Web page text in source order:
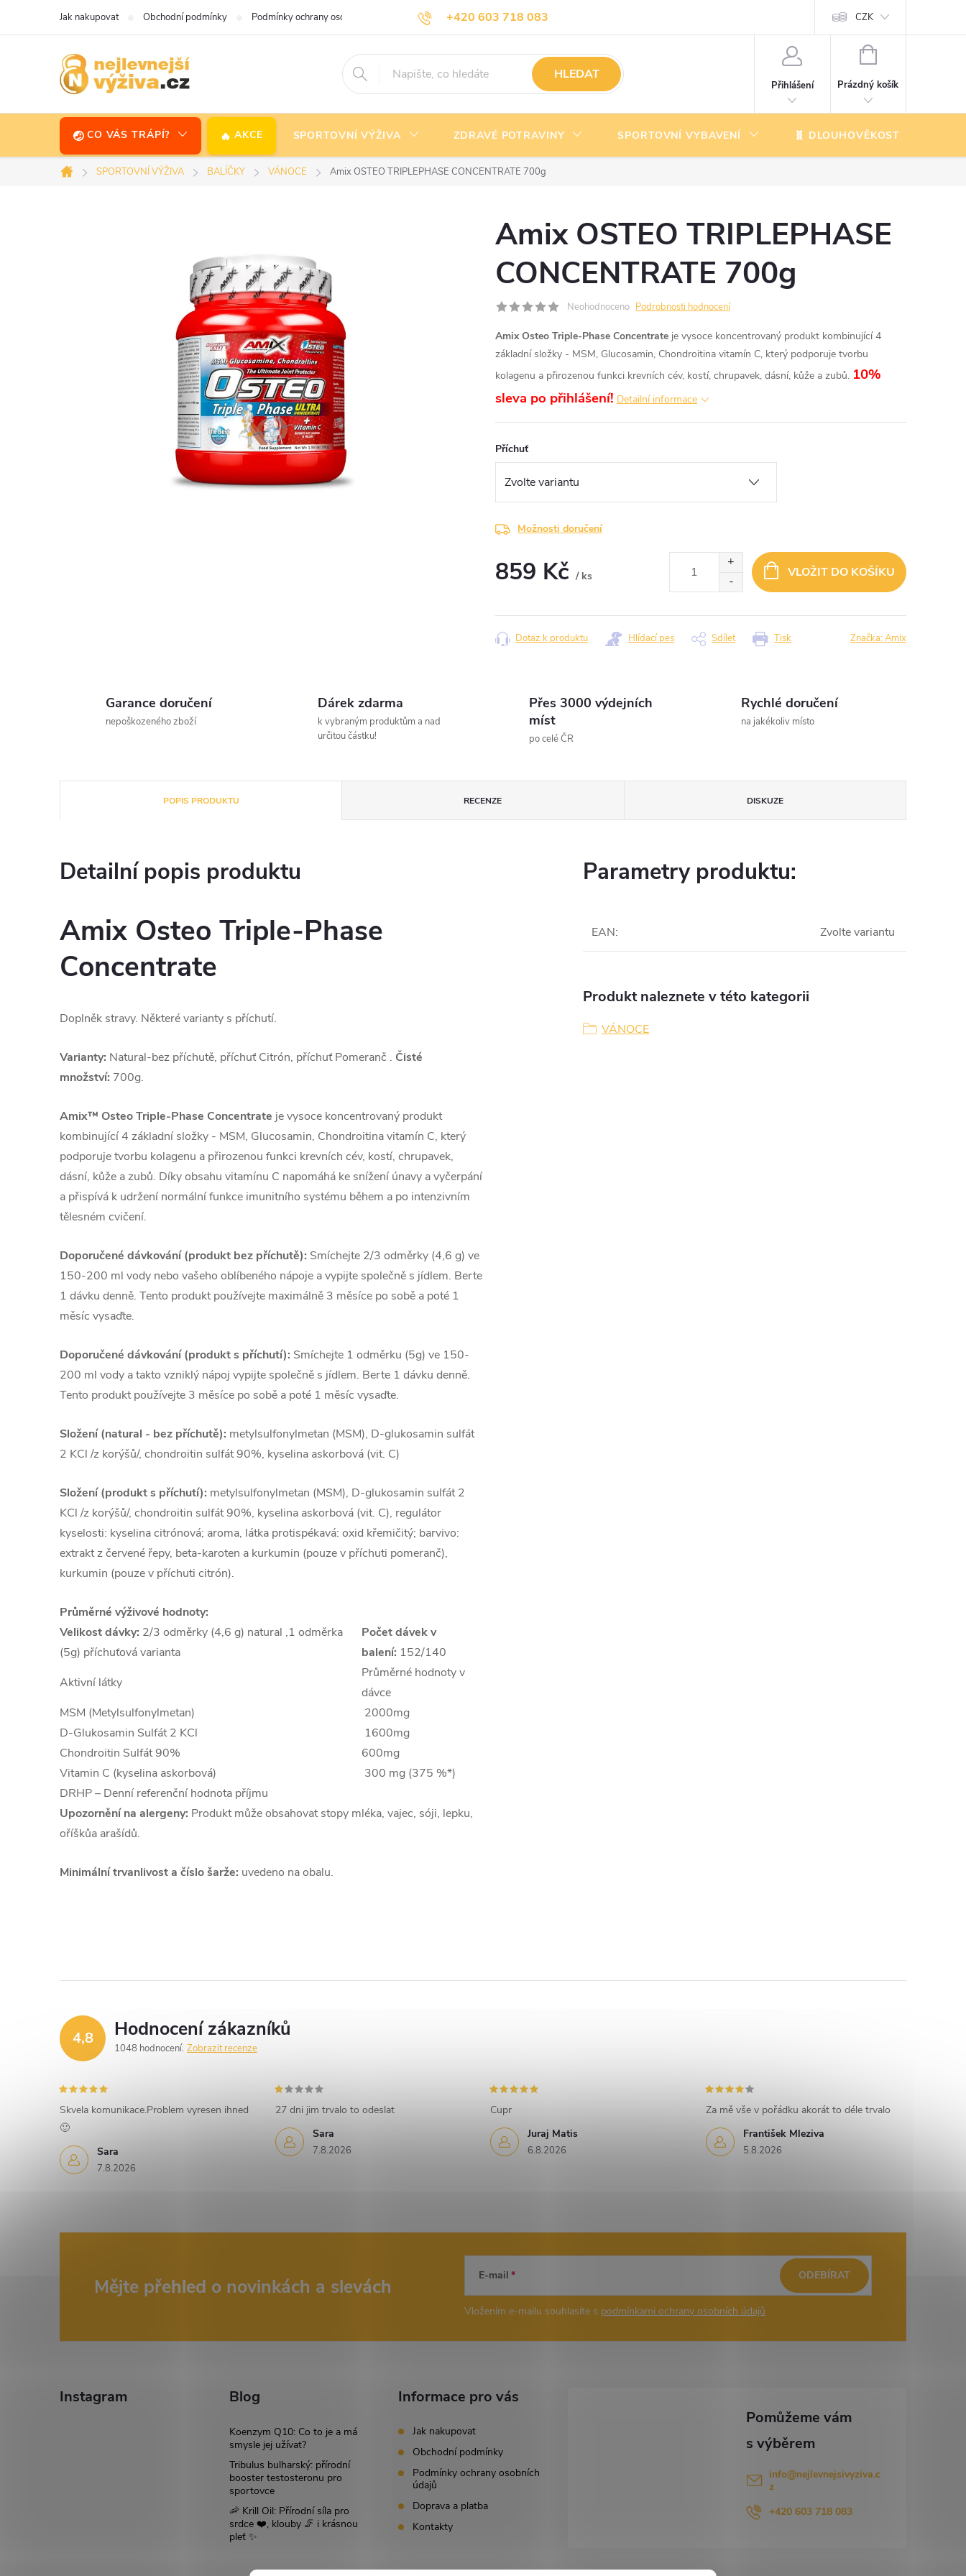
+420 603 718 083
info@nejlevnejsivyziva.cz
Jak nakupovat Obchodní podmínky Podmínky ochrany osobních údajů Doprava a platba Kontakty CZK
HLEDAT
Přihlášení
NÁKUPNÍ
Prázdný košík
CO VÁS TRÁPÍ? AKCE SPORTOVNÍ VÝŽIVA ZDRAVÉ POTRAVINY SPORTOVNÍ VYBAVENÍ 🧬 DLOUHOVĚKOST
Domů
SPORTOVNÍ VÝŽIVA BALÍČKY VÁNOCE Amix OSTEO TRIPLEPHASE CONCENTRATE 700g
Amix OSTEO TRIPLEPHASE
CONCENTRATE 700g
Neohodnoceno Podrobnosti hodnocení
Amix Osteo Triple-Phase Concentrate je vysoce koncentrovaný produkt kombinující 4
základní složky - MSM, Glucosamin, Chondroitina vitamín C, který podporuje tvorbu
kolagenu a přirozenou funkci krevních cév, kostí, chrupavek, dásní, kůže a zubů. 10%
sleva po přihlášení! Detailní informace
Příchuť
Možnosti doručení
859 Kč / ks
VLOŽIT DO KOŠÍKU
Tisk
Dotaz k produktu Hlídací pes Sdílet Značka:Amix
Garance doručení
nepoškozeného zboží
Dárek zdarma
k vybraným produktům a nad
určitou částku!
Přes 3000 výdejních
míst
po celé ČR
Rychlé doručení
na jakékoliv místo
POPIS PRODUKTU RECENZE DISKUZE
Detailní popis produktu
Amix Osteo Triple-Phase
Concentrate
Doplněk stravy. Některé varianty s příchutí.
Varianty: Natural-bez příchutě, příchuť Citrón, příchuť Pomeranč . Čisté
množství: 700g.
Amix™ Osteo Triple-Phase Concentrate je vysoce koncentrovaný produkt
kombinující 4 základní složky - MSM, Glucosamin, Chondroitina vitamín C, který
podporuje tvorbu kolagenu a přirozenou funkci krevních cév, kostí, chrupavek,
dásní, kůže a zubů. Díky obsahu vitamínu C napomáhá ke snížení únavy a vyčerpání
a přispívá k udržení normální funkce imunitního systému během a po intenzivním
tělesném cvičení.
Doporučené dávkování (produkt bez příchutě): Smíchejte 2/3 odměrky (4,6 g) ve
150-200 ml vody nebo vašeho oblíbeného nápoje a vypijte společně s jídlem. Berte
1 dávku denně. Tento produkt používejte maximálně 3 měsíce po sobě a poté 1
měsíc vysaďte.
Doporučené dávkování (produkt s příchutí): Smíchejte 1 odměrku (5g) ve 150-
200 ml vody a takto vzniklý nápoj vypijte společně s jídlem. Berte 1 dávku denně.
Tento produkt používejte 3 měsíce po sobě a poté 1 měsíc vysaďte.
Složení (natural - bez příchutě): metylsulfonylmetan (MSM), D-glukosamin sulfát
2 KCl /z korýšů/, chondroitin sulfát 90%, kyselina askorbová (vit. C)
Složení (produkt s příchutí): metylsulfonylmetan (MSM), D-glukosamin sulfát 2
KCl /z korýšů/, chondroitin sulfát 90%, kyselina askorbová (vit. C), regulátor
kyselosti: kyselina citrónová; aroma, látka protispékavá: oxid křemičitý; barvivo:
extrakt z červené řepy, beta-karoten a kurkumin (pouze v příchuti pomeranč),
kurkumin (pouze v příchuti citrón).
Průměrné výživové hodnoty:
Velikost dávky: 2/3 odměrky (4,6 g) natural ,1 odměrka
(5g) příchuťová varianta
Počet dávek v
balení: 152/140
Aktivní látky
Průměrné hodnoty v
dávce
MSM (Metylsulfonylmetan)
2000mg
D-Glukosamin Sulfát 2 KCl
1600mg
Chondroitin Sulfát 90%
600mg
Vitamin C (kyselina askorbová)
300 mg (375 %*)
DRHP – Denní referenční hodnota příjmu
Upozornění na alergeny: Produkt může obsahovat stopy mléka, vajec, sóji, lepku,
oříškůa arašídů.
Minimální trvanlivost a číslo šarže: uvedeno na obalu.
Parametry produktu:
EAN: Zvolte variantu
Produkt naleznete v této kategorii
VÁNOCE
4,8 Hodnocení zákazníků
1048 hodnocení Zobrazit recenze
Sara
7.8.2026
Skvela komunikace.Problem vyresen ihned
🙂
Sara
7.8.2026
27 dni jim trvalo to odeslat
Juraj Matis
6.8.2026
Cupr
František Mleziva
5.8.2026
Za mě vše v pořádku akorát to déle trvalo
Mějte přehled o novinkách a slevách E-mail
Vložením e-mailu souhlasíte s podmínkami ochrany osobních údajů
ODEBÍRAT
Instagram Blog
Koenzym Q10: Co to je a má
smysle jej užívat?
Tribulus bulharský: přírodní
booster testosteronu pro
sportovce
🦐 Krill Oil: Přírodní síla pro
srdce ❤️, klouby 🦵 i krásnou
pleť ✨
Informace pro vás
Jak nakupovat
Obchodní podmínky
Podmínky ochrany osobních
údajů
Doprava a platba
Kontakty
info@nejlevnejsivyziva.c
z
+420 603 718 083